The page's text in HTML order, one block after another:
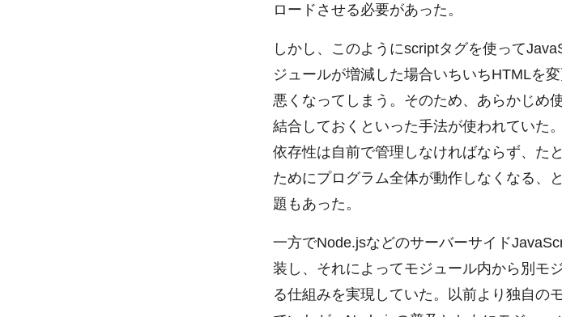
ロードさせる必要があった。
しかし、このようにscriptタグを使って
ジュールが増減した場合いちいちHTMLを
悪くなってしまう。そのため、あらかじめ
結合しておくといった手法が使われていた
依存性は自前で管理しなければならず、た
ためにプログラム全体が動作しなくなる、
題もあった。
一方でNode.jsなどのサーバーサイド
装し、それによってモジュール内から別モ
る仕組みを実現していた。以前より独自の